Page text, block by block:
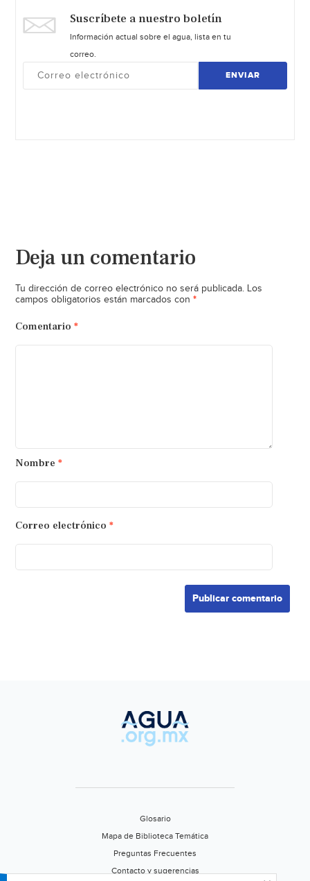
Suscríbete a nuestro boletín
Información actual sobre el agua, lista en tu
correo.
ENVIAR
Deja un comentario
Tu dirección de correo electrónico no será publicada. Los
campos obligatorios están marcados con *
Comentario *
Nombre *
Correo electrónico *
Glosario
Mapa de Biblioteca Temática
Preguntas Frecuentes
Contacto y sugerencias